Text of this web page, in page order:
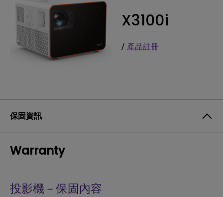
X3100i
/ 產品註冊
保固資訊
Warranty
投影機－保固內容